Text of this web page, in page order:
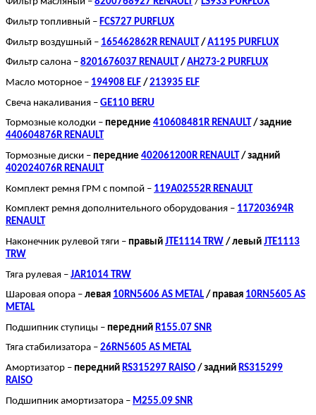
Фильтр топливный – FCS727 PURFLUX
Фильтр воздушный – 165462862R RENAULT/ A1195 PURFLUX
Фильтр салона – 8201676037 RENAULT / AH273-2 PURFLUX
Масло моторное – 194908 ELF / 213935 ELF
Свеча накаливания – GE110 BERU
Тормозные колодки – передние 410608481R RENAULT / задние
440604876R RENAULT
Тормозные диски – передние 402061200R RENAULT / задний
402024076R RENAULT
Комплект ремня ГРМ с помпой – 119A02552R RENAULT
Комплект ремня дополнительного оборудования – 117203694R
RENAULT
Наконечник рулевой тяги – правый JTE1114 TRW / левый JTE1113
TRW
Тяга рулевая – JAR1014 TRW
Шаровая опора – левая 10RN5606 AS METAL/ правая 10RN5605 AS
METAL
Подшипник ступицы – передний R155.07 SNR
Тяга стабилизатора – 26RN5605 AS METAL
Амортизатор – передний RS315297 RAISO / задний RS315299
RAISO
Подшипник амортизатора – M255.09 SNR